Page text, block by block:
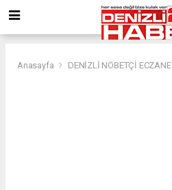
Anasayfa DENİZLİ NÖBETÇİ ECZANE